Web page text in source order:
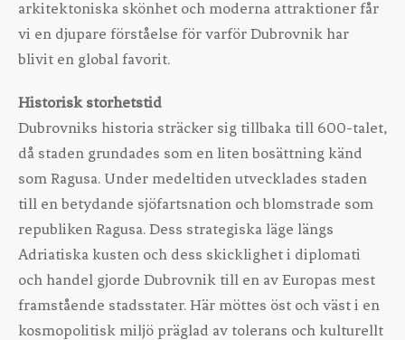
arkitektoniska skönhet och moderna attraktioner får
vi en djupare förståelse för varför Dubrovnik har
blivit en global favorit.
Historisk storhetstid
Dubrovniks historia sträcker sig tillbaka till 600-talet,
då staden grundades som en liten bosättning känd
som Ragusa. Under medeltiden utvecklades staden
till en betydande sjöfartsnation och blomstrade som
republiken Ragusa. Dess strategiska läge längs
Adriatiska kusten och dess skicklighet i diplomati
och handel gjorde Dubrovnik till en av Europas mest
framstående stadsstater. Här möttes öst och väst i en
kosmopolitisk miljö präglad av tolerans och kulturellt